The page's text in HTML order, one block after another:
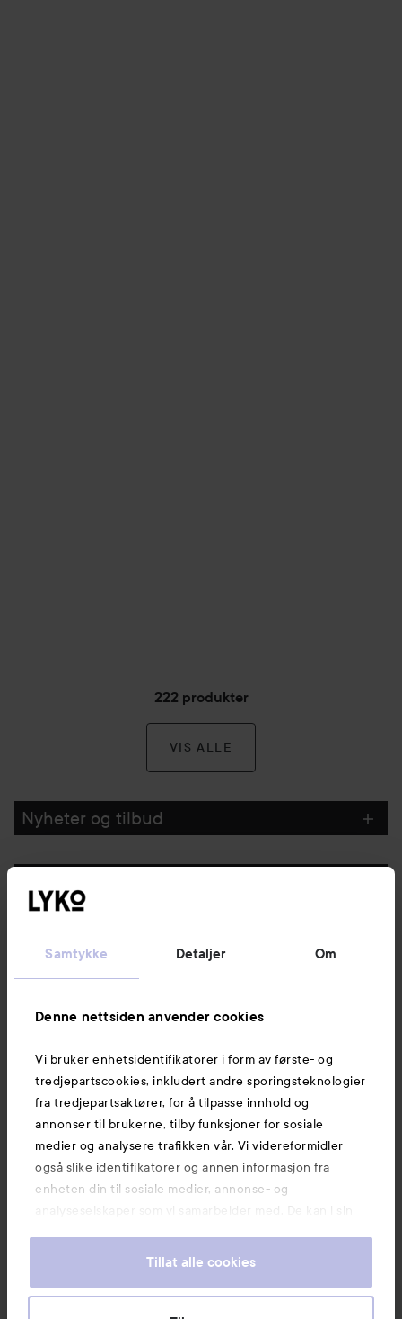
Samtykke Detaljer Om
Denne nettsiden anvender cookies
Vi bruker enhetsidentifikatorer i form av første- og
tredjepartscookies, inkludert andre sporingsteknologier
fra tredjepartsaktører, for å tilpasse innhold og
annonser til brukerne, tilby funksjoner for sosiale
medier og analysere trafikken vår. Vi videreformidler
også slike identifikatorer og annen informasjon fra
enheten din til sosiale medier, annonse- og
analyseselskaper som vi samarbeider med. De kan i sin
informasjon som du har oppgitt eller som de har samlet
våre cookies ved å fortsette å bruke nettsiden vår. For
Tillat alle cookies
222 produkter
VIS ALLE
Nyheter og tilbud
Kundeservice
Informasjon
Også av interesse